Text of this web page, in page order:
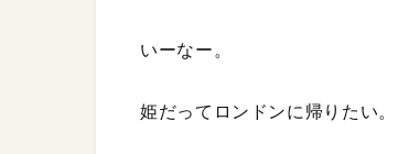
いーなー。
姫だってロンドンに帰りたい。